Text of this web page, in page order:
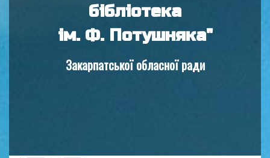
бібліотека
ім. Ф. Потушняка"
Закарпатської обласної ради